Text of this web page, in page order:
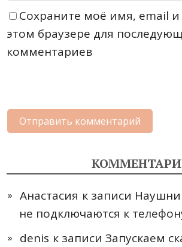
Сохраните моё имя, email и
этом браузере для
комментариев
КОММЕНТАРИ
Анастасия к записи
не подключаются к
denis к записи Запускаем